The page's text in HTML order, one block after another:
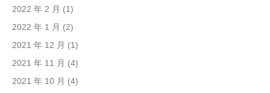
2022 年 2 月 (1)
2022 年 1 月 (2)
2021 年 12 月 (1)
2021 年 11 月 (4)
2021 年 10 月 (4)